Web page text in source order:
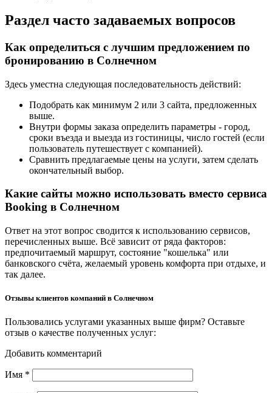
Раздел часто задаваемых вопросов
Как определиться с лучшим предложением по
бронированию в Солнечном
Здесь уместна следующая последовательность действий:
Подобрать как минимум 2 или 3 сайта, предложенных
выше.
Внутри формы заказа определить параметры - город,
сроки въезда и выезда из гостиницы, число гостей (если
пользователь путешествует с компанией).
Сравнить предлагаемые цены на услуги, затем сделать
окончательный выбор.
Какие сайты можно использовать вместо сервиса
Booking в Солнечном
Ответ на этот вопрос сводится к использованию сервисов,
перечисленных выше. Всё зависит от ряда факторов:
предпочитаемый маршрут, состояние "кошелька" или
банковского счёта, желаемый уровень комфорта при отдыхе, и
так далее.
Отзывы клиентов компаний в Солнечном
Пользовались услугами указанных выше фирм? Оставьте
отзыв о качестве полученных услуг:
Добавить комментарий
Имя *